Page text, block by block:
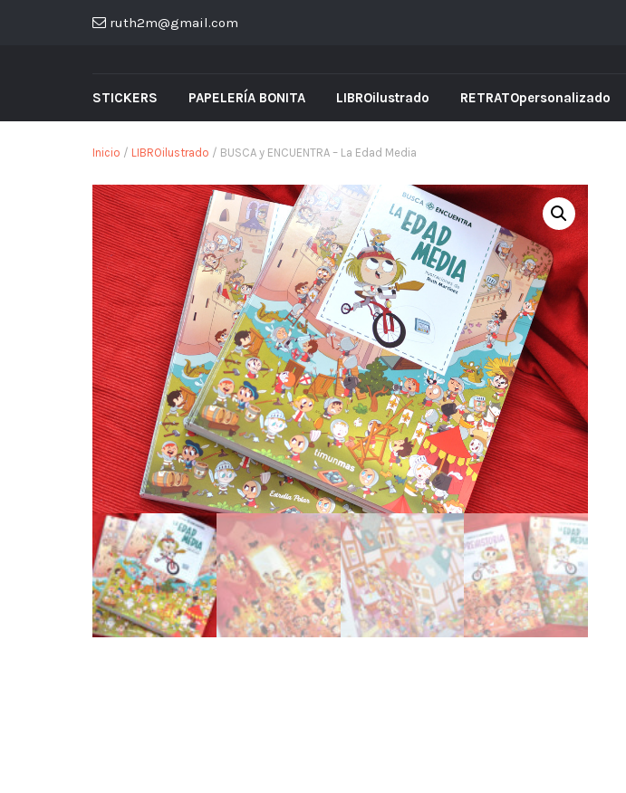
ruth2m@gmail.com
STICKERS PAPELERÍA BONITA LIBROilustrado RETRATOpersonalizado
Inicio / LIBROilustrado / BUSCA y ENCUENTRA – La Edad Media